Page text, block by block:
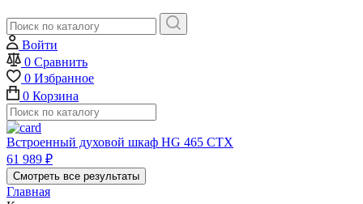
Войти
0 Сравнить
0 Избранное
0 Корзина
Встроенный духовой шкаф HG 465 CTX
61 989 ₽
Смотреть все результаты
Главная